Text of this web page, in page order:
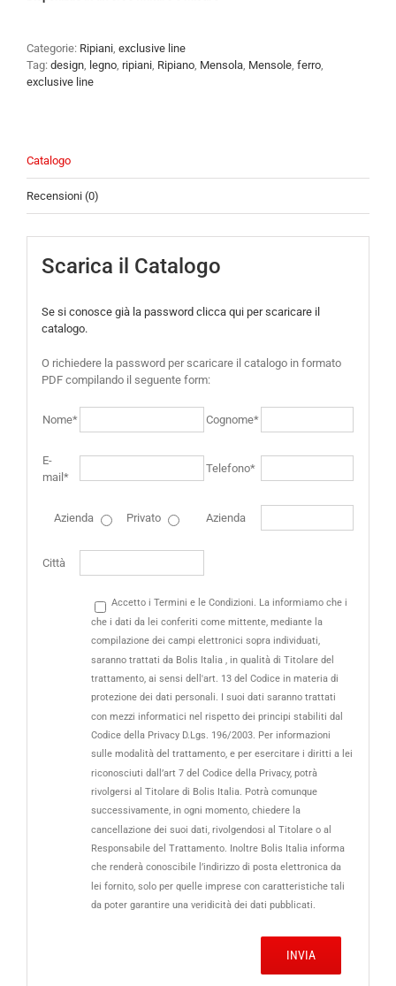
Categorie: Ripiani exclusive line
Tag: design legno ripiani Ripiano Mensola Mensole ferro
exclusive line
Catalogo
Recensioni (0)
Scarica il Catalogo
Se si conosce già la password clicca qui per scaricare il
catalogo.
O richiedere la password per scaricare il catalogo in formato
PDF compilando il seguente form:
Nome* Cognome*
E-
mail*
Telefono*
Azienda Privato Azienda
Città
Accetto i Termini e le Condizioni. La informiamo che i
che i dati da lei conferiti come mittente, mediante la
compilazione dei campi elettronici sopra individuati,
saranno trattati da Bolis Italia , in qualità di Titolare del
trattamento, ai sensi dell'art. 13 del Codice in materia di
protezione dei dati personali. I suoi dati saranno trattati
con mezzi informatici nel rispetto dei principi stabiliti dal
Codice della Privacy D.Lgs. 196/2003. Per informazioni
sulle modalità del trattamento, e per esercitare i diritti a lei
riconosciuti dall’art 7 del Codice della Privacy, potrà
rivolgersi al Titolare di Bolis Italia. Potrà comunque
successivamente, in ogni momento, chiedere la
cancellazione dei suoi dati, rivolgendosi al Titolare o al
Responsabile del Trattamento. Inoltre Bolis Italia informa
che renderà conoscibile l’indirizzo di posta elettronica da
lei fornito, solo per quelle imprese con caratteristiche tali
da poter garantire una veridicità dei dati pubblicati.